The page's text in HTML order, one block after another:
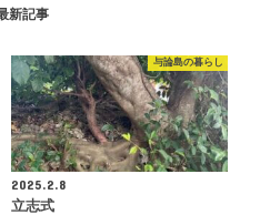
新記事
与論島の暮らし
2025.2.8
立志式